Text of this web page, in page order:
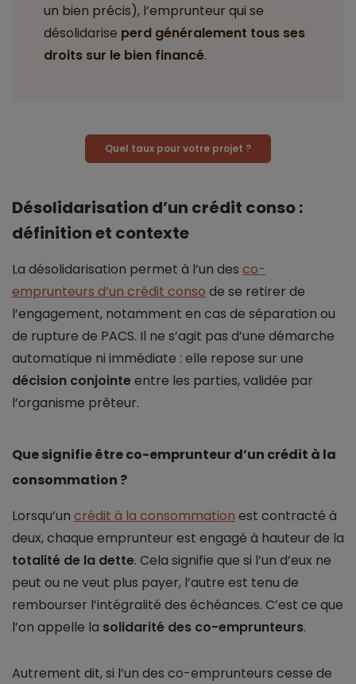
un bien précis), l’emprunteur qui se
désolidarise perd généralement tous ses
droits sur le bien financé.
Quel taux pour votre projet ?
Désolidarisation d’un crédit conso :
définition et contexte
La désolidarisation permet à l’un des co-
emprunteurs d’un crédit conso de se retirer de
l’engagement, notamment en cas de séparation ou
de rupture de PACS. Il ne s’agit pas d’une démarche
automatique ni immédiate : elle repose sur une
décision conjointeentre les parties, validée par
l’organisme prêteur.
Que signifie être co-emprunteur d’un crédit à la
consommation ?
Lorsqu’un crédit à la consommation est contracté à
deux, chaque emprunteur est engagé à hauteur de la
totalité de la dette. Cela signifie que si l’un d’eux ne
peut ou ne veut plus payer, l’autre est tenu de
rembourser l’intégralité des échéances. C’est ce que
l’on appelle la solidarité des co-emprunteurs.
Autrement dit, si l’un des co-emprunteurs cesse de